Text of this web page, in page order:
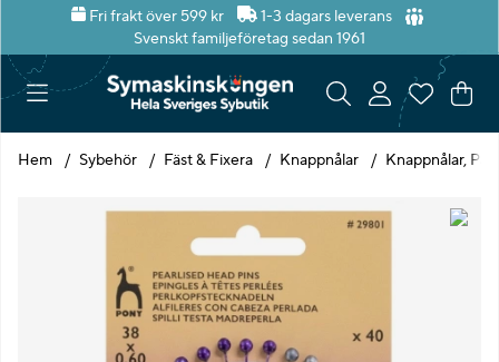
Fri frakt över 599 kr
1-3 dagars leverans
Svenskt familjeföretag sedan 1961
.
Hem Sybehör Fäst & Fixera Knappnålar Knappnålar,
Produktbilder